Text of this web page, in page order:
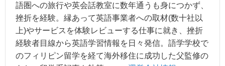
語圏への旅行や英会話教室に数年通うも身につかず、
挫折を経験。縁あって英語事業者への取材(数十社以
上)やサービスを体験レビューする仕事に就き、挫折
経験者目線から英語学習情報を日々発信。語学学校で
のフィリピン留学を経て海外移住に成功した父監修の